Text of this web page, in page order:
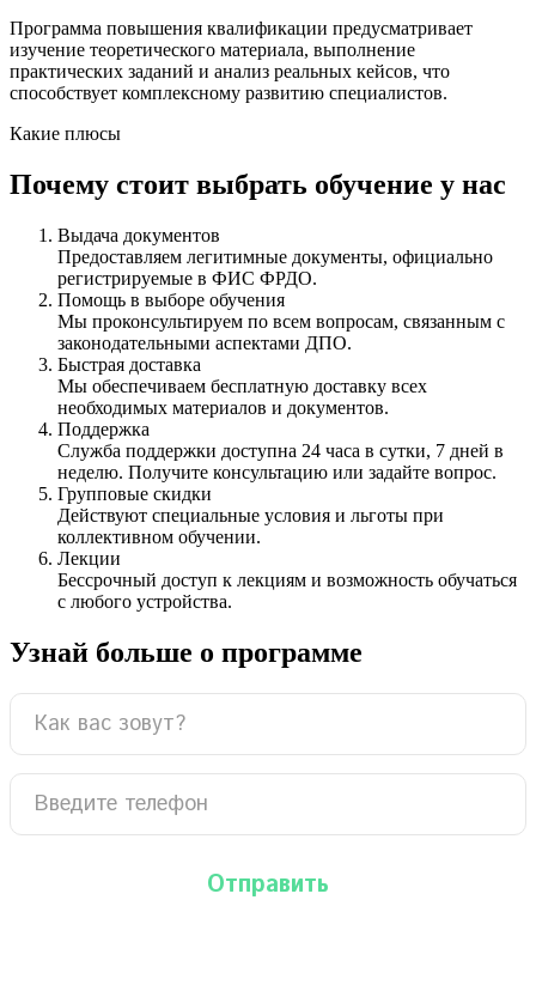
Программа повышения квалификации предусматривает
изучение теоретического материала, выполнение
практических заданий и анализ реальных кейсов, что
способствует комплексному развитию специалистов.
Какие плюсы
Почему стоит выбрать обучение у нас
Выдача документов
Предоставляем легитимные документы, официально
регистрируемые в ФИС ФРДО.
Помощь в выборе обучения
Мы проконсультируем по всем вопросам, связанным с
законодательными аспектами ДПО.
Быстрая доставка
Мы обеспечиваем бесплатную доставку всех
необходимых материалов и документов.
Поддержка
Служба поддержки доступна 24 часа в сутки, 7 дней в
неделю. Получите консультацию или задайте вопрос.
Групповые скидки
Действуют специальные условия и льготы при
коллективном обучении.
Лекции
Бессрочный доступ к лекциям и возможность обучаться
с любого устройства.
Узнай больше о программе